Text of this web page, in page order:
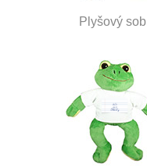
Plyšový sob